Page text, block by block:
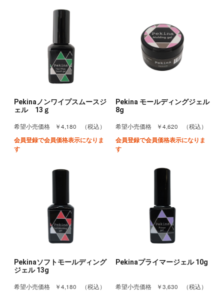
Pekinaノンワイプスムースジ
ェル 13ｇ
希望小売価格 ￥4,180
（税込）
会員登録で会員価格表示になりま
す
Pekina モールディングジェル
8g
希望小売価格 ￥4,620
（税込）
会員登録で会員価格表示になりま
す
Pekinaソフトモールディング
ジェル 13g
希望小売価格 ￥4,180
（税込）
Pekinaプライマージェル 10g
希望小売価格 ￥3,630
（税込）